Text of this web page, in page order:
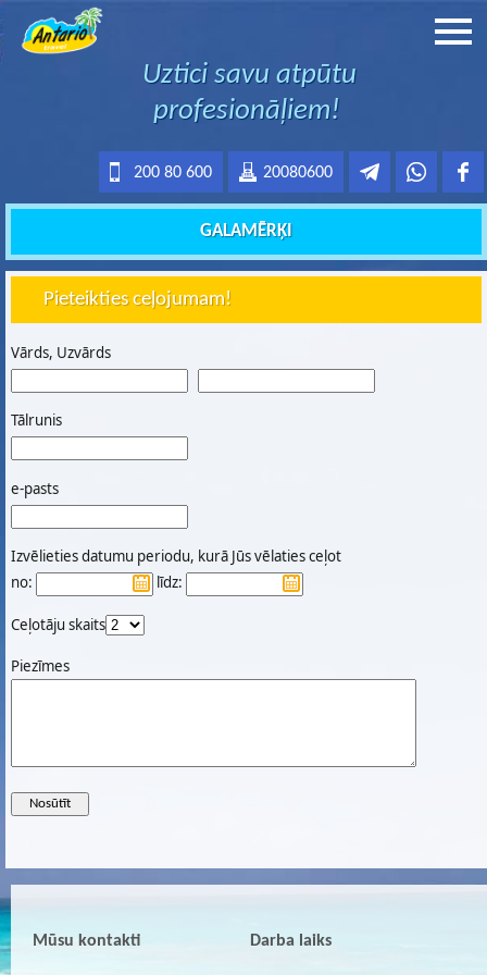
Uztici savu atpūtu
profesionāļiem!
20080600
200 80 600
GALAMĒRĶI
Pieteikties ceļojumam!
Vārds, Uzvārds
Tālrunis
e-pasts
Izvēlieties datumu periodu, kurā Jūs vēlaties ceļot
no:
līdz:
Ceļotāju skaits
Piezīmes
Mūsu kontakti Darba laiks